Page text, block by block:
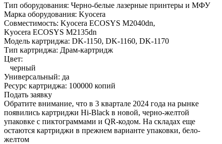
Тип оборудования: Черно-белые лазерные принтеры и МФУ
Марка оборудования: Kyocera
Совместимость: Kyocera ECOSYS M2040dn,
Kyocera ECOSYS M2135dn
Модель картриджа: DK-1150, DK-1160, DK-1170
Тип картриджа: Драм-картридж
Цвет:
черный
Универсальный: да
Ресурс картриджа: 100000 копий
Подать заявку
Обратите внимание, что в 3 квартале 2024 года на рынке
появились картриджи Hi-Black в новой, черно-желтой
упаковке с пиктограммами и QR-кодом. На складах еще
остаются картриджи в прежнем варианте упаковки, бело-
желтом